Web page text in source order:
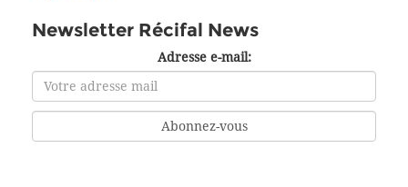
Newsletter Récifal News
Adresse e-mail: